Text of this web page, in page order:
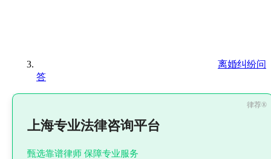
离婚纠纷问
答
上海专业法律咨询平台
甄选靠谱律师 保障专业服务